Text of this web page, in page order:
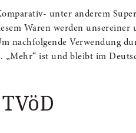
unter anderem
Waren werden
nachfolgende Verwendung
ist und bleibt im